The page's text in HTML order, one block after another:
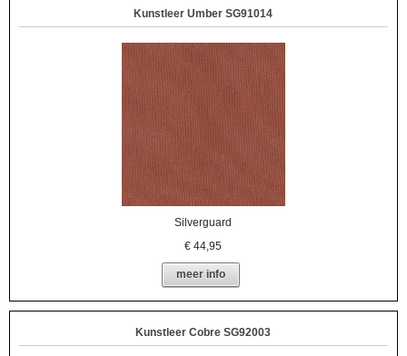
Kunstleer Umber SG91014
Silverguard
€44,95
meer info
Kunstleer Cobre SG92003